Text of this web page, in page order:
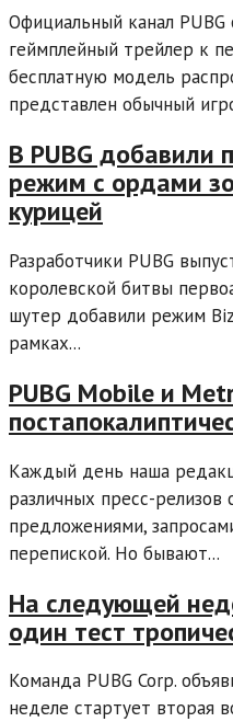
Официальный канал
геймплейный трейлер к
бесплатную модель
представлен обычный
В PUBG добавили
режим с ордами
курицей
Разработчики PUBG
королевской битвы
шутер добавили режим
рамках...
PUBG Mobile и
Каждый день наша
различных пресс-релизов
предложениями,
перепиской. Но бывают...
На следующей
один тест
Команда PUBG Corp.
неделе стартует вторая